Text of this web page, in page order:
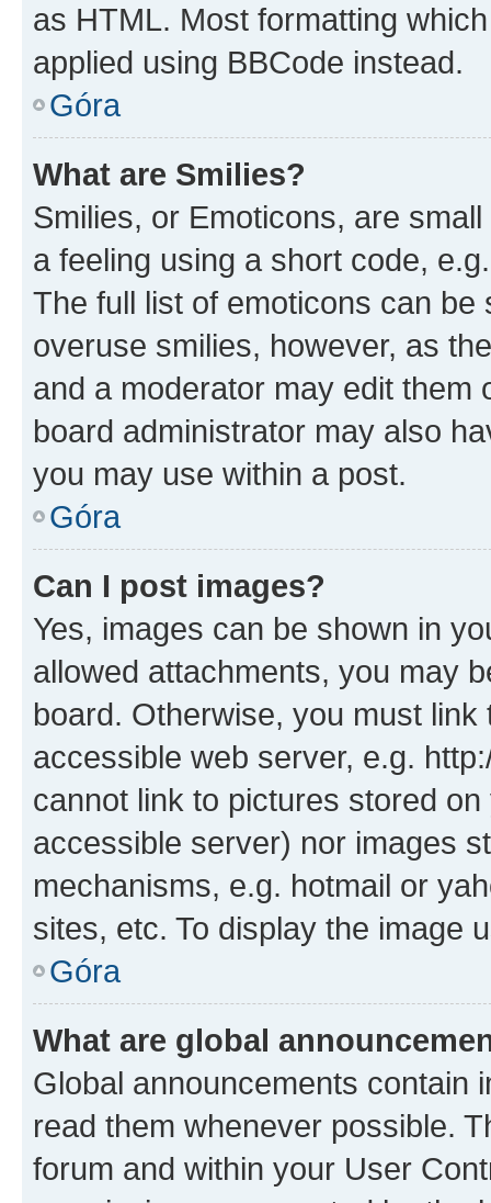
as HTML. Most formatting
applied using BBCode instead.
Góra
What are Smilies?
Smilies, or Emoticons, are
a feeling using a short code,
The full list of emoticons can
overuse smilies, however, as
and a moderator may edit them
board administrator may also
you may use within a post.
Góra
Can I post images?
Yes, images can be shown in
allowed attachments, you may
board. Otherwise, you must
accessible web server, e.g.
cannot link to pictures stored
accessible server) nor images
mechanisms, e.g. hotmail or
sites, etc. To display the image
Góra
What are global
Global announcements contain
read them whenever possible.
forum and within your User